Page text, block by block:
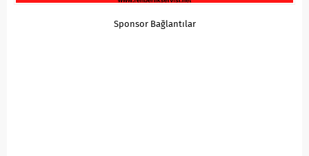
Sponsor Bağlantılar